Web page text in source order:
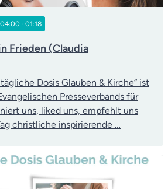
· 01:18
Frieden (Claudia
Dosis Glauben & Kirche“ ist
Presseverbands für
uns, liked uns, empfehlt uns
christliche inspirierende …